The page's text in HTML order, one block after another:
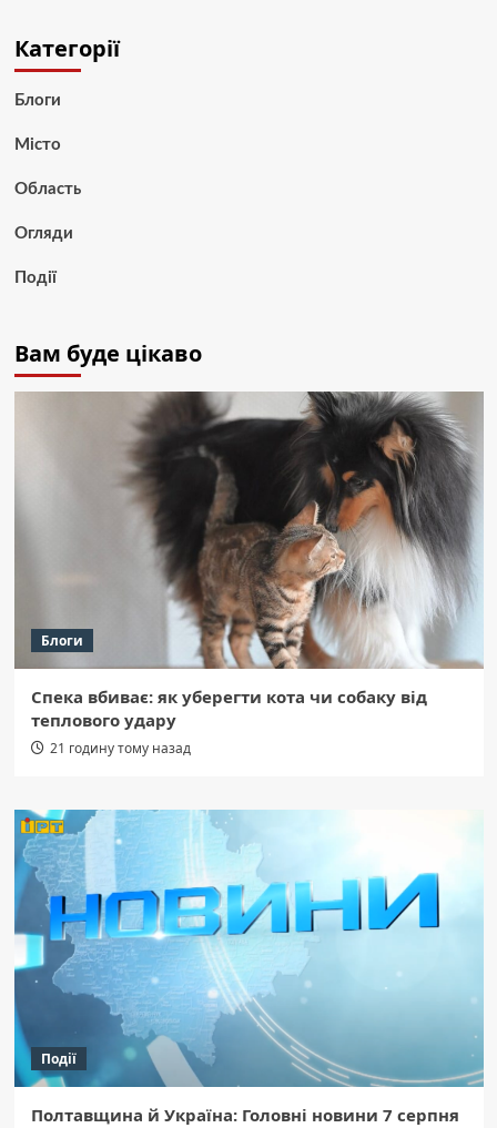
Категорії
Блоги
Місто
Область
Огляди
Події
Вам буде цікаво
Блоги
Спека вбиває: як уберегти кота чи собаку від
теплового удару
21 годину тому назад
Події
Полтавщина й Україна: Головні новини 7 серпня